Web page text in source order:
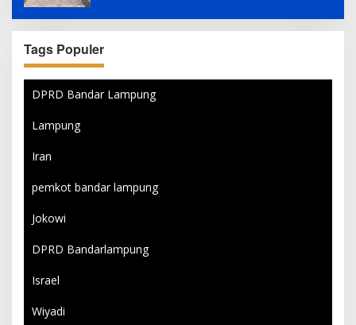
Tags Populer
DPRD Bandar Lampung
Lampung
Iran
pemkot bandar lampung
Jokowi
DPRD Bandarlampung
Israel
Wiyadi